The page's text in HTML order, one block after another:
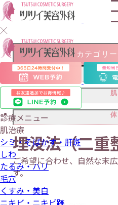
診療メニュー
肌治療
シミ・そばかす・肝斑
しわ
たるみ・ハリ
毛穴
くすみ・美白
ニキビ・ニキビ跡
カテゴリ
顔
二重・
埋没法
ヒアルロン酸注入(目の下のク
ヒアルロン酸注入(涙袋)
目頭切開
小顔・リ
脂肪吸引
ボトックス
ヒアルロン酸注入(額・おでこ)
輪郭
額・こめかみヒアルロン酸注
唇ヒアルロン酸
鼻
小鼻縮小
ヒアルロン酸注入(鼻)
肌
シミ・そば
ピコレーザー し
水光注射 毛
ポテンツァ ほくろ
ほくろ・イボ除去
体
バス
乳頭縮小
乳輪縮小
ワキガ
ビューホット
ミラドライ
痩身(レーザー
脂肪吸引
脂肪溶解注射
埋没法（二重
ご希望に合わせ、自然な末
す。